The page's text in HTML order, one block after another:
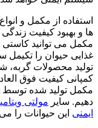
استفاده از مکمل و
ها و بهبود کیفیت زندگی
مکمل می توانید
غذایی حیوان را تکیمل
تولید محصولات
کمپانی کیفیت فوق
دهیم. سایر مولتی
ایمنی این حیوانات را